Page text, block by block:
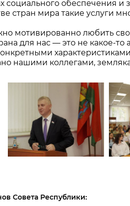
социального обеспечения и
стран мира такие услуги
мотивированно любить
для нас — это не какое-то
нашими коллегами,
Совета Республики: